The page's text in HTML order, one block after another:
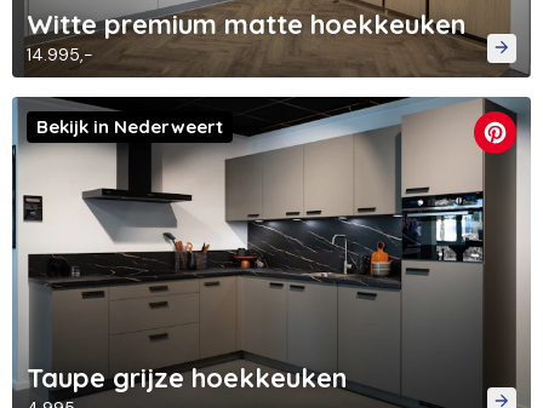
Witte premium matte hoekkeuken
14.995,-
Taupe grijze hoekkeuken
Bekijk in Nederweert